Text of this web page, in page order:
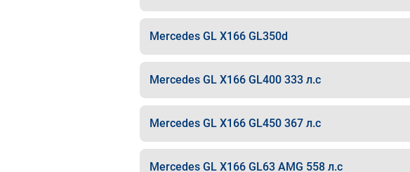
Mercedes GL X166 GL350d
Mercedes GL X166 GL400 333 л.с
Mercedes GL X166 GL450 367 л.с
Mercedes GL X166 GL63 AMG 558 л.с